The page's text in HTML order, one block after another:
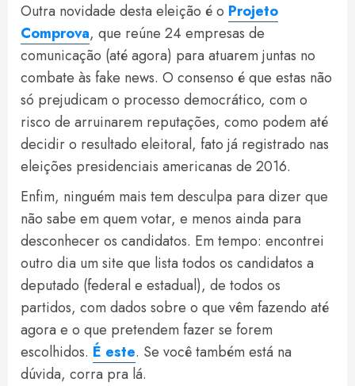
Outra novidade desta eleição é o Projeto
Comprova, que reúne 24 empresas de
comunicação (até agora) para atuarem juntas no
combate às fake news. O consenso é que estas não
só prejudicam o processo democrático, com o
risco de arruinarem reputações, como podem até
decidir o resultado eleitoral, fato já registrado nas
eleições presidenciais americanas de 2016.
Enfim, ninguém mais tem desculpa para dizer que
não sabe em quem votar, e menos ainda para
desconhecer os candidatos. Em tempo: encontrei
outro dia um site que lista todos os candidatos a
deputado (federal e estadual), de todos os
partidos, com dados sobre o que vêm fazendo até
agora e o que pretendem fazer se forem
escolhidos. É este. Se você também está na
dúvida, corra pra lá.